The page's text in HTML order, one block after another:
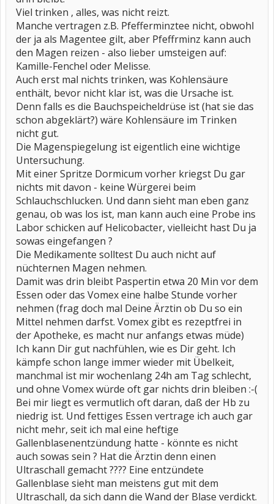
Viel trinken , alles, was nicht reizt.
Manche vertragen z.B. Pfefferminztee nicht, obwohl
der ja als Magentee gilt, aber Pfeffrminz kann auch
den Magen reizen - also lieber umsteigen auf:
Kamille-Fenchel oder Melisse.
Auch erst mal nichts trinken, was Kohlensäure
enthält, bevor nicht klar ist, was die Ursache ist.
Denn falls es die Bauchspeicheldrüse ist (hat sie das
schon abgeklärt?) wäre Kohlensäure im Trinken
nicht gut.
Die Magenspiegelung ist eigentlich eine wichtige
Untersuchung.
Mit einer Spritze Dormicum vorher kriegst Du gar
nichts mit davon - keine Würgerei beim
Schlauchschlucken. Und dann sieht man eben ganz
genau, ob was los ist, man kann auch eine Probe ins
Labor schicken auf Helicobacter, vielleicht hast Du ja
sowas eingefangen ?
Die Medikamente solltest Du auch nicht auf
nüchternen Magen nehmen.
Damit was drin bleibt Paspertin etwa 20 Min vor dem
Essen oder das Vomex eine halbe Stunde vorher
nehmen (frag doch mal Deine Ärztin ob Du so ein
Mittel nehmen darfst. Vomex gibt es rezeptfrei in
der Apotheke, es macht nur anfangs etwas müde)
Ich kann Dir gut nachfühlen, wie es Dir geht. Ich
kämpfe schon lange immer wieder mit Übelkeit,
manchmal ist mir wochenlang 24h am Tag schlecht,
und ohne Vomex würde oft gar nichts drin bleiben :-(
Bei mir liegt es vermutlich oft daran, daß der Hb zu
niedrig ist. Und fettiges Essen vertrage ich auch gar
nicht mehr, seit ich mal eine heftige
Gallenblasenentzündung hatte - könnte es nicht
auch sowas sein ? Hat die Ärztin denn einen
Ultraschall gemacht ???? Eine entzündete
Gallenblase sieht man meistens gut mit dem
Ultraschall, da sich dann die Wand der Blase verdickt.